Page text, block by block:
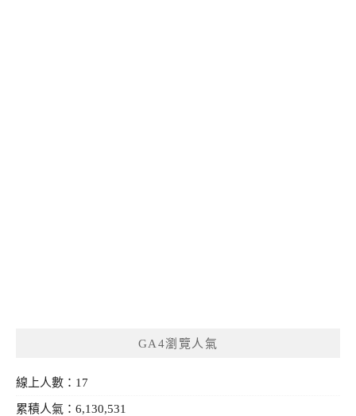
GA4瀏覽人氣
線上人數：17
累積人氣：6,130,531